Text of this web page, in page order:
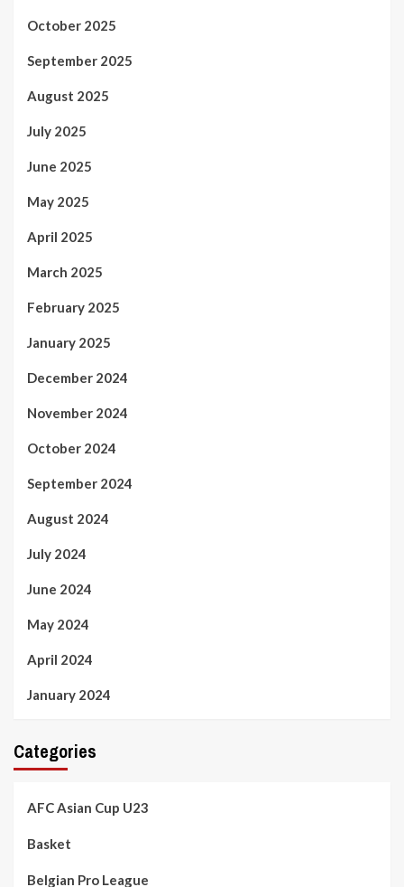
October 2025
September 2025
August 2025
July 2025
June 2025
May 2025
April 2025
March 2025
February 2025
January 2025
December 2024
November 2024
October 2024
September 2024
August 2024
July 2024
June 2024
May 2024
April 2024
January 2024
Categories
AFC Asian Cup U23
Basket
Belgian Pro League